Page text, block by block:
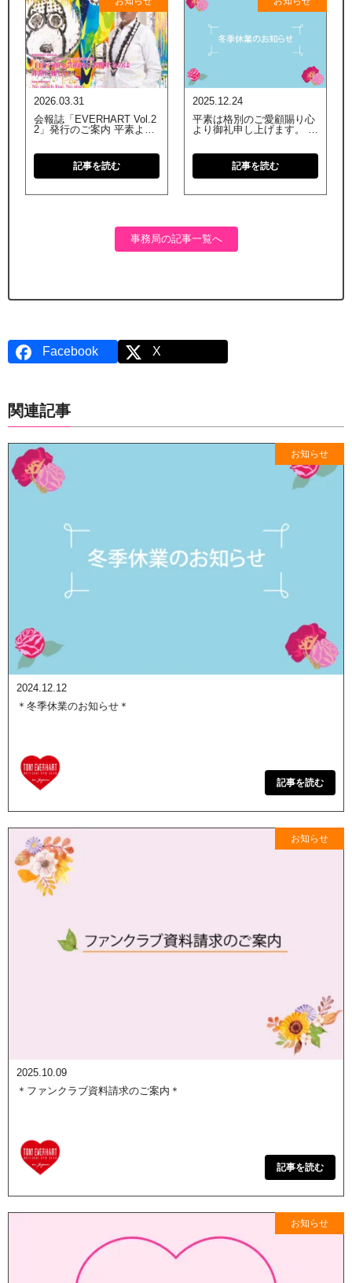
2026.03.31
会報誌「EVERHART Vol.2
2」発行のご案内 平素より
ム・エバハート オフィシャ
ル ファンクラブ会報誌「E
VERHART Vol.22」を発行
記事を読む
2025.12.24
平素は格別のご愛顧賜り心
より御礼申し上げます。 弊
程で実施させていただきま
す。 【本社】 2025年12
月27日（土）～2026年1月4
記事を読む
事務局の記事一覧へ
Facebook X
関連記事
お知らせ
2024.12.12
＊冬季休業のお知らせ＊
記事を読む
お知らせ
2025.10.09
＊ファンクラブ資料請求のご案内＊
記事を読む
お知らせ